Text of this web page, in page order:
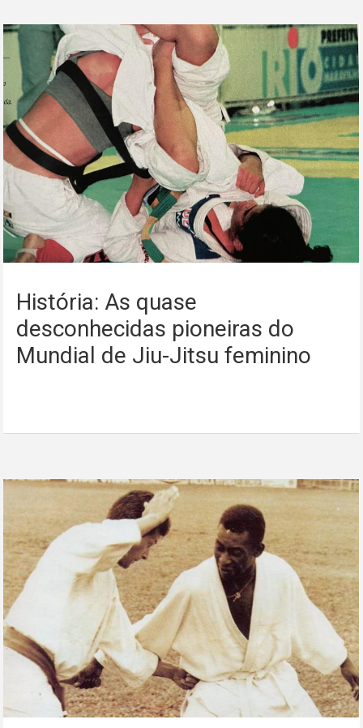
História: As quase
desconhecidas pioneiras do
Mundial de Jiu-Jitsu feminino